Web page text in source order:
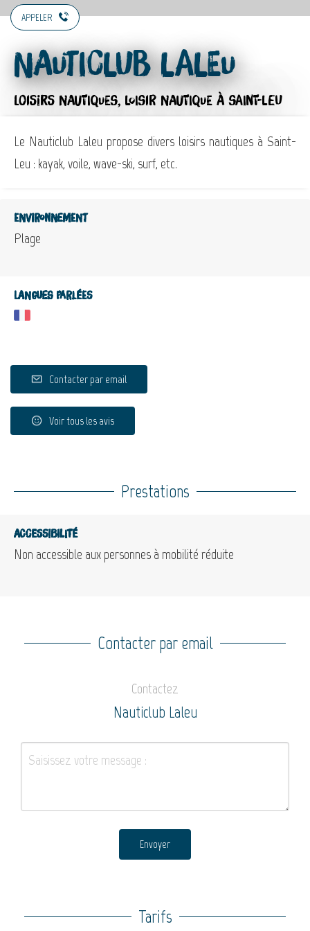
APPELER
Nauticlub Laleu
LOISIRS NAUTIQUES, LOISIR NAUTIQUE À SAINT-LEU
Le Nauticlub Laleu propose divers loisirs nautiques à Saint-
Leu : kayak, voile, wave-ski, surf, etc.
Environnement
Plage
Langues parlées
Contacter par email
Voir tous les avis
Prestations
Accessibilité
Non accessible aux personnes à mobilité réduite
Contacter par email
Contactez
Nauticlub Laleu
Envoyer
Tarifs